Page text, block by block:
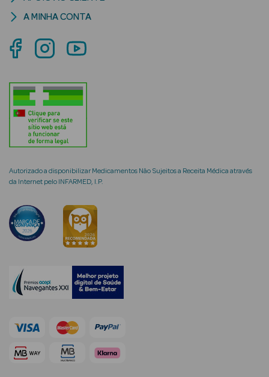
Águas de
Coffrets
Mulher
Coffrets de
Homem
Autorizado a disponibilizar Medicamentos Não Sujeitos a Receita Médica através
da Internet pelo INFARMED, I.P.
A MINHA CONTA